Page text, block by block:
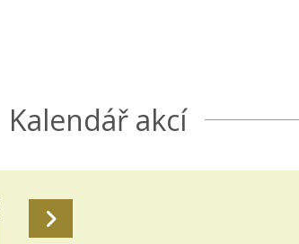
Kalendář akcí